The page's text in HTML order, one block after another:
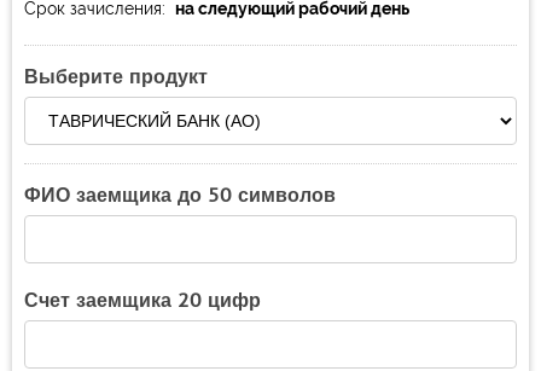
Срок зачисления: на следующий рабочий день
Выберите продукт
ФИО заемщика до 50 символов
Счет заемщика 20 цифр